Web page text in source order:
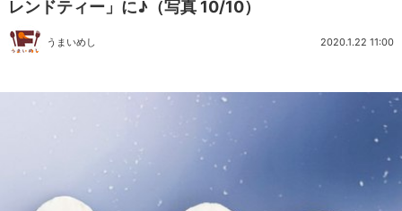
レンドティー」に♪（写真 10/10）
うまいめし 2020.1.22 11:00